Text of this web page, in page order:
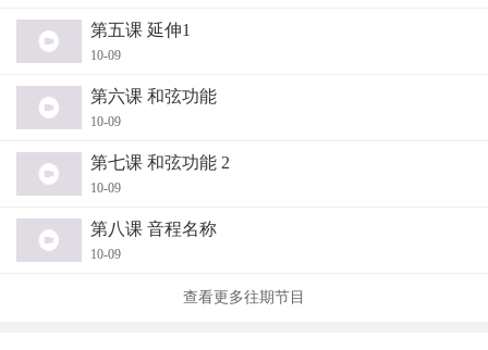
第五课 延伸1
10-09
第六课 和弦功能
10-09
第七课 和弦功能 2
10-09
第八课 音程名称
10-09
查看更多往期节目